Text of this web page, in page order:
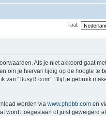
Taal:
Als je niet akkoord gaat
om je hiervan tijdig op de hoogte te
“BusyR.com”. Blijf je gebruik
worden via www.phpbb.com en
wordt toegestaan of juist geweigerd